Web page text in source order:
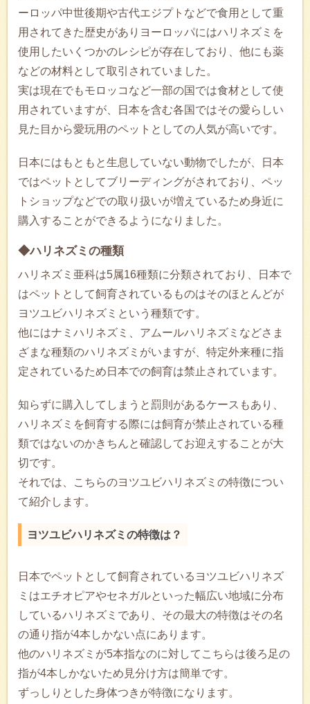
ーロッパ中世後期や古代エジプトなどで食用として重
用されてきた歴史がありヨーロッパにはハリネズミを
使用したいくつかのレシピが存在しており、他にも薬
などの材料として取引されていました。
実は現在でもモロッコなど一部の国では食材として使
用されていますが、日本を含む各国ではその愛らしい
見た目から愛玩用のペットとしての人気が高いです。
日本にはもともと生息していない動物でしたが、日本
ではペットとしてブリーディングがされており、ペッ
トショップなどでの取り扱いが増えているため身近に
購入することができるようになりました。
◆ハリネズミの種類
ハリネズミ亜科は5属16種類に分類されており、日本で
はペットとして飼育されているものはそのほとんどが
ヨツユビハリネズミという種類です。
他にはナミハリネズミ、アムールハリネズミなどさま
ざまな種類のハリネズミがいますが、特定外来種に指
定されているため日本での飼育は禁止されています。
知らずに購入してしまうと罰則があるケースもあり、
ハリネズミを飼育する際には飼育が禁止されている種
類ではないのかきちんと確認してお迎えすることが大
切です。
それでは、こちらのヨツユビハリネズミの特徴につい
て紹介します。
ヨツユビハリネズミの特徴は？
日本でペットとして飼育されているヨツユビハリネズ
ミはエチオピアやセネガルといった幅広い地域に分布
しているハリネズミであり、その最大の特徴はその名
の通り指が4本しかない点にあります。
他のハリネズミが5本指なのに対してこちらは後ろ足の
指が4本しかないため見分け方は簡単です。
ずっしりとした身体つきが特徴になります。